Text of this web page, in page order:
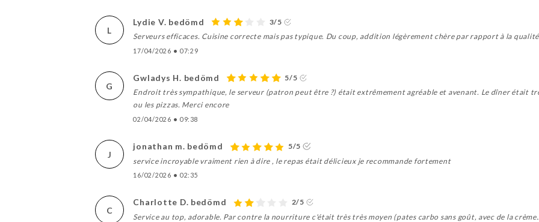
L
Lydie V. bedömd
3/5
Serveurs efficaces. Cuisine correcte mais pas typique. Du coup, addition légèrement chère par rapport à la qualité
17/04/2026 • 07:29
G
Gwladys H. bedömd
5/5
Endroit très sympathique, le serveur (patron peut être ?) était extrêmement agréable et avenant. Le dîner était
ou les pizzas. Merci encore
02/04/2026 • 09:38
J
jonathan m. bedömd
5/5
service incroyable vraiment rien à dire , le repas était délicieux je recommande fortement
16/02/2026 • 02:35
C
Charlotte D. bedömd
2/5
Service au top, adorable. Par contre la nourriture c'était très très moyen (pates carbo sans goût, avec de la